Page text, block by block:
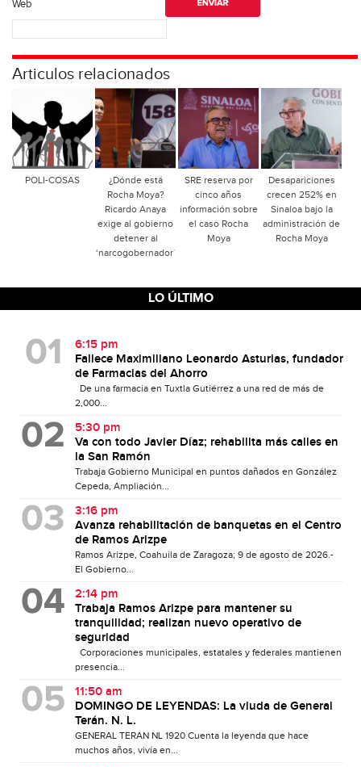
Web
Articulos relacionados
POLI-COSAS
¿Dónde está
Rocha Moya?
Ricardo Anaya
exige al gobierno
detener al
‘narcogobernador´
SRE reserva por
cinco años
información sobre
el caso Rocha
Moya
Desapariciones
crecen 252% en
Sinaloa bajo la
administración de
Rocha Moya
LO ÚLTIMO
6:15 pm
Fallece Maximiliano Leonardo Asturias, fundador
de Farmacias del Ahorro
De una farmacia en Tuxtla Gutiérrez a una red de más de
2,000...
5:30 pm
Va con todo Javier Díaz; rehabilita más calles en
la San Ramón
Trabaja Gobierno Municipal en puntos dañados en González
Cepeda, Ampliación...
3:16 pm
Avanza rehabilitación de banquetas en el Centro
de Ramos Arizpe
Ramos Arizpe, Coahuila de Zaragoza; 9 de agosto de 2026.-
El Gobierno...
2:14 pm
Trabaja Ramos Arizpe para mantener su
tranquilidad; realizan nuevo operativo de
seguridad
Corporaciones municipales, estatales y federales mantienen
presencia...
11:50 am
DOMINGO DE LEYENDAS: La viuda de General
Terán. N. L.
GENERAL TERAN NL 1920 Cuenta la leyenda que hace
muchos años, vivía en...